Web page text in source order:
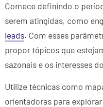
Comece definindo o
serem atingidas, como
leads. Com esses
propor tópicos que
sazonais e os interesses
Utilize técnicas como
orientadoras para